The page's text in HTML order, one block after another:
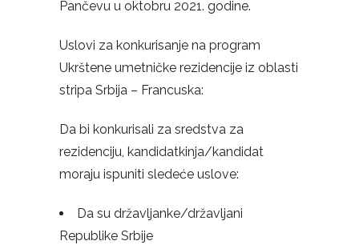
Pančevu u oktobru 2021. godine.
Uslovi za konkurisanje na program
Ukrštene umetničke rezidencije iz oblasti
stripa Srbija – Francuska:
Da bi konkurisali za sredstva za
rezidenciju, kandidatkinja/kandidat
moraju ispuniti sledeće uslove:
Da su državljanke/državljani
Republike Srbije